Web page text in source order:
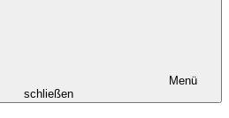
Menü
schließen